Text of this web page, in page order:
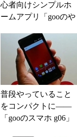
心者向けシンプルホ
ームアプリ「gooのや
普段やっていること
をコンパクトに――
「gooのスマホ g06」